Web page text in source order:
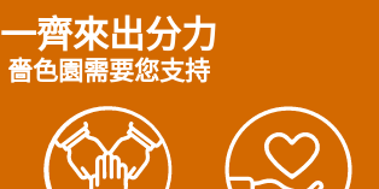
一齊來出分力
嗇色園需要您支持